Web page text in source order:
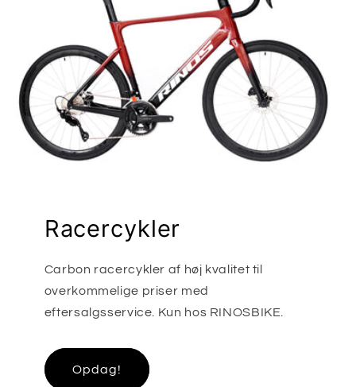
Racercykler
Carbon racercykler af høj kvalitet til
overkommelige priser med
eftersalgsservice. Kun hos RINOSBIKE.
Opdag!